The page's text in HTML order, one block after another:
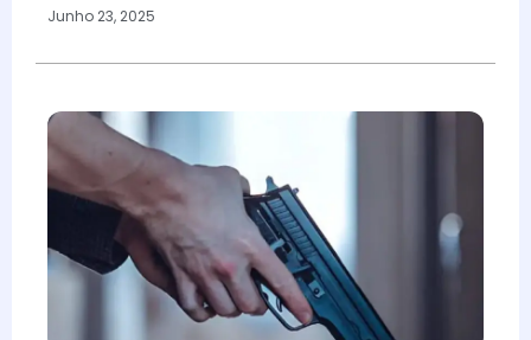
Junho 23, 2025